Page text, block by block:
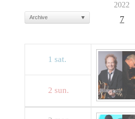
2022
7
Archive
1 sat.
2 sun.